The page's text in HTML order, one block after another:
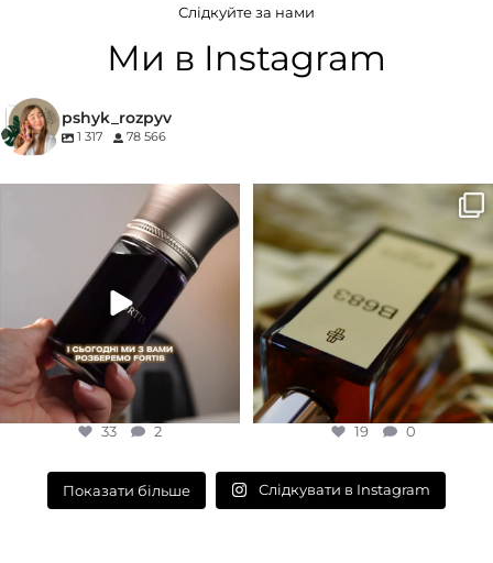
ГРУПА АРОМАТУ
Деревинні
КОНЦЕНТРАЦІЯ
EDP (парфумована вода)
Слідкуйте за нами
Ми в Instagram
pshyk_rozpyv
1 317 78 566
Для замовлення переходьте на
сайт або в Instagram...
33 2
33 2
Marc-Antoine Barrois B683 - це
запах вечора в
19
19 0
Показати більше Слідкувати в Instagram